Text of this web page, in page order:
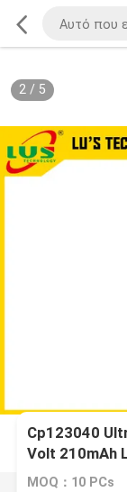
2/ 5
Cp123040
Volt 210mAh
MOQ：10 PCs